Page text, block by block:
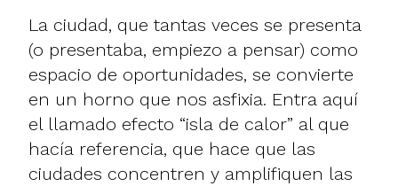
La ciudad, que tantas veces se presenta
(o presentaba, empiezo a pensar) como
espacio de oportunidades, se convierte
en un horno que nos asfixia. Entra aquí
el llamado efecto “isla de calor” al que
hacía referencia, que hace que las
ciudades concentren y amplifiquen las